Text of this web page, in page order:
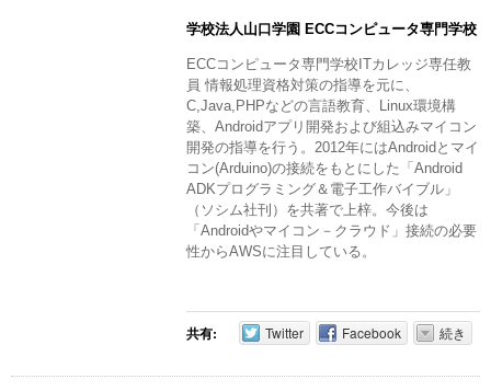
学校法人山口学園 ECCコンピュータ専門学校
ECCコンピュータ専門学校ITカレッジ専任教
員 情報処理資格対策の指導を元に、
C,Java,PHPなどの言語教育、Linux環境構
築、Androidアプリ開発および組込みマイコン
開発の指導を行う。2012年にはAndroidとマイ
コン(Arduino)の接続をもとにした「Android
ADKプログラミング＆電子工作バイブル」
（ソシム社刊）を共著で上梓。今後は
「Androidやマイコン－クラウド」接続の必要
性からAWSに注目している。
共有: Twitter Facebook 続き